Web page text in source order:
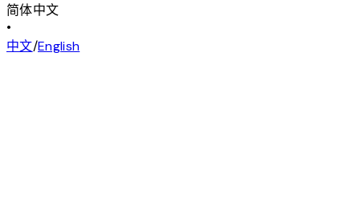
简体中文
•
中文/English